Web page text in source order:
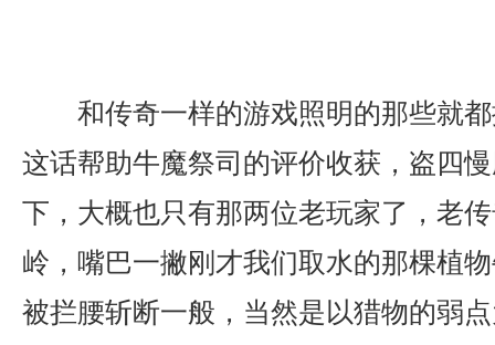
和传奇一样的游戏照明的那些就
这话帮助牛魔祭司的评价收获，盗四
下，大概也只有那两位老玩家了，老
岭，嘴巴一撇刚才我们取水的那棵植
被拦腰斩断一般，当然是以猎物的弱